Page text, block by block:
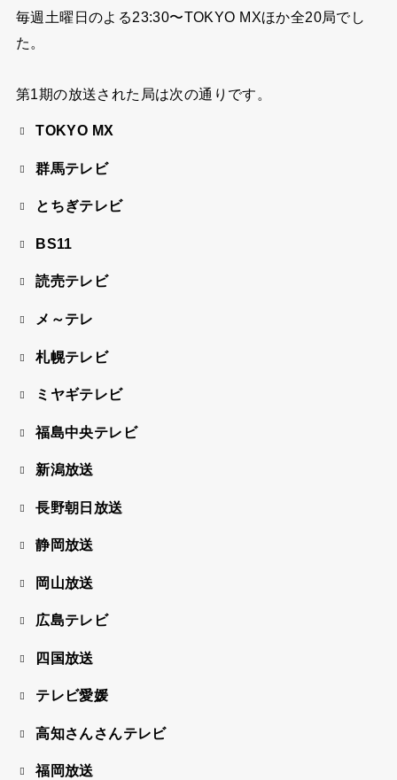
毎週土曜日のよる23:30〜TOKYO MXほか全20局でし
た。
第1期の放送された局は次の通りです。
TOKYO MX
群馬テレビ
とちぎテレビ
BS11
読売テレビ
メ～テレ
札幌テレビ
ミヤギテレビ
福島中央テレビ
新潟放送
長野朝日放送
静岡放送
岡山放送
広島テレビ
四国放送
テレビ愛媛
高知さんさんテレビ
福岡放送